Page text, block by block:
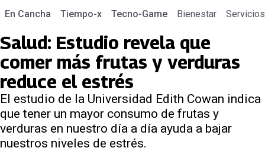
En Cancha Tiempo-x Tecno-Game Bienestar Servicios
Salud: Estudio revela que
comer más frutas y verduras
reduce el estrés
El estudio de la Universidad Edith Cowan indica
que tener un mayor consumo de frutas y
verduras en nuestro día a día ayuda a bajar
nuestros niveles de estrés.